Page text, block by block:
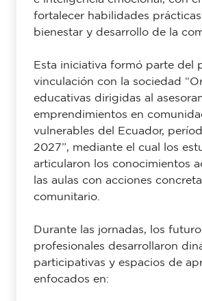
fortalecer habilidades prácticas
bienestar y desarrollo de la
Esta iniciativa formó parte del
vinculación con la sociedad
educativas dirigidas al
emprendimientos en
vulnerables del Ecuador,
2027”, mediante el cual los
articularon los conocimientos
las aulas con acciones
comunitario.
Durante las jornadas, los
profesionales desarrollaron
participativas y espacios de
enfocados en: